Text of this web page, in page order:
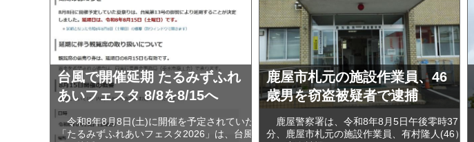
台風で開催延期 たるみずふれ
あいフェスタ 8/8を8/15へ
令和8年8月8日(土)に開催を予定されていた
「たるみずふれあいフェスタ2026」は、台風
鹿屋市札元の施設作業員、46
歳男を窃盗被疑者で逮捕
鹿屋警察署は、令和8年8月5日午後零時37
分、鹿屋市札元の施設作業員、有村隆人(46）